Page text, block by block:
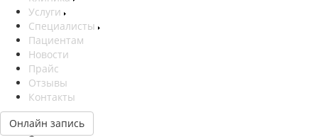
Услуги
Специалисты
Пациентам
Новости
Прайс
Отзывы
Контакты
Онлайн запись